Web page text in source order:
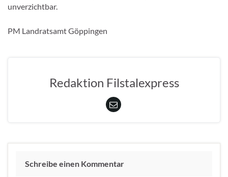
unverzichtbar.
PM Landratsamt Göppingen
Redaktion Filstalexpress
Schreibe einen Kommentar